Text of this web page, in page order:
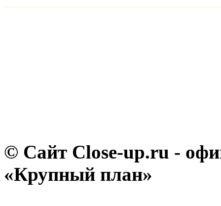
© Сайт Close-up.ru -
«Крупный план»